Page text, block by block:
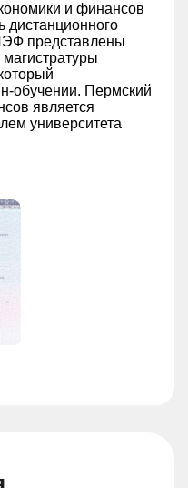
и финансов
дистанционного
представлены
обучении. Пермский
является
университета